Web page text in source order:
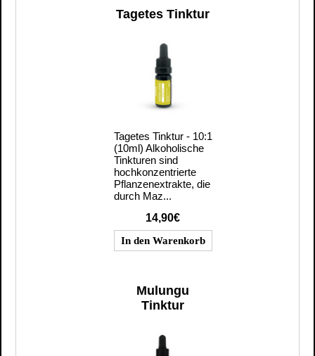
Tagetes Tinktur
Tagetes Tinktur - 10:1
(10ml) Alkoholische
Tinkturen sind
hochkonzentrierte
Pflanzenextrakte, die
durch Maz...
14,90€
Mulungu
Tinktur